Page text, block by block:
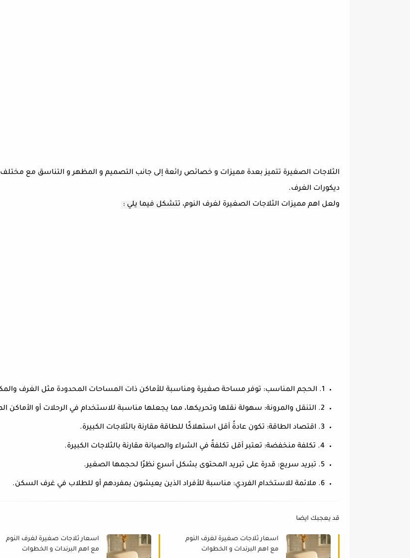
الثلاجات الصغيرة تتميز بعدة مميزات و خصائص رائعة إلى جانب التصميم و المظهر و التناسق مع مختلف
ديكورات الغرف.
ولعل اهم مميزات الثلاجات الصغيرة لغرف النوم، تتشكل فيما يلي :
1. الحجم المناسب: توفر مساحة صغيرة ومناسبة للأماكن ذات المساحات المحدودة مثل الغرف والمكاتب.
2. التنقل والمرونة: سهولة نقلها وتحريكها، مما يجعلها مناسبة للاستخدام في الرحلات أو الأماكن المؤقتة.
3. اقتصاد الطاقة: تكون عادةً أقل استهلاكًا للطاقة مقارنة بالثلاجات الكبيرة.
4. تكلفة منخفضة: تعتبر أقل تكلفةً في الشراء والصيانة مقارنة بالثلاجات الكبيرة.
5. تبريد سريع: قدرة على تبريد المحتوى بشكل أسرع نظرًا لحجمها الصغير.
6. ملائمة للاستخدام الفردي: مناسبة للأفراد الذين يعيشون بمفردهم أو للطلاب في غرف السكن.
قد يعجبك ايضا
اسعار ثلاجات صغيرة لغرف النوم
مع اهم البرندات و الخطوات
اسعار ثلاجات صغيرة لغرف النوم
مع اهم البرندات و الخطوات